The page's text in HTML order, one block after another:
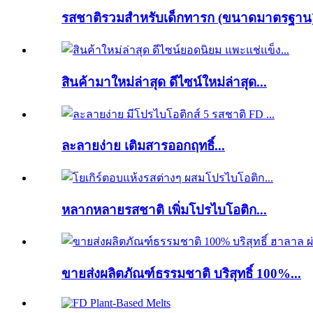
รสชาติรวมสำหรับเด็กทารก (ขนาดมาตรฐาน
สินค้ามาใหม่ล่าสุด ดีไซน์ใหม่ล่าสุด...
ละลายง่าย เติมสารออกฤทธิ์...
หลากหลายรสชาติ เพิ่มโปรไบโอติก...
ขายส่งผลิตภัณฑ์ธรรมชาติ บริสุทธิ์ 100%...